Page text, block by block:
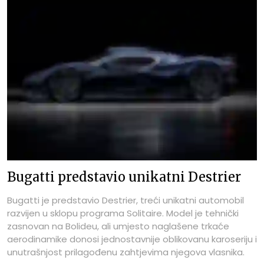
Bugatti predstavio unikatni Destrier
Bugatti je predstavio Destrier, treći unikatni automobil
razvijen u sklopu programa Solitaire. Model je tehnički
zasnovan na Bolideu, ali umjesto naglašene trkaće
aerodinamike donosi jednostavnije oblikovanu karoseriju i
unutrašnjost prilagođenu zahtjevima njegova vlasnika.